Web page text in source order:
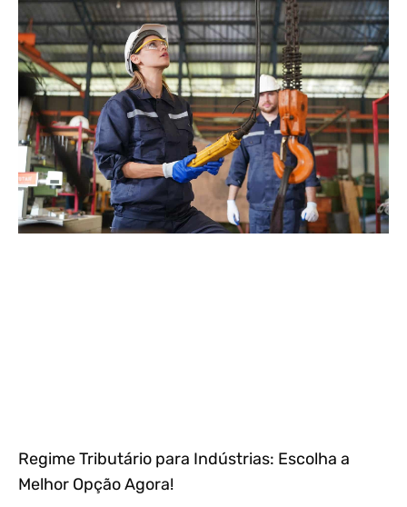
Regime Tributário para Indústrias: Escolha a
Melhor Opção Agora!